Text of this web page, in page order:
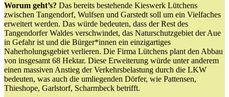
Worum geht’s? Das bereits bestehende Kieswerk Lütchens
zwischen Tangendorf, Wulfsen und Garstedt soll um ein Vielfaches
erweitert werden. Das würde bedeuten, dass der Rest des
Tangendorfer Waldes verschwindet, das Naturschutzgebiet der Aue
in Gefahr ist und die Bürger*innen ein einzigartiges
Naherholungsgebiet verlieren. Die Firma Lütchens plant den Abbau
von insgesamt 68 Hektar. Diese Erweiterung würde unter anderem
einen massiven Anstieg der Verkehrsbelastung durch die LKW
bedeuten, was auch die umliegenden Dörfer, wie Pattensen,
Thieshope, Garlstorf, Scharmbeck betrifft.